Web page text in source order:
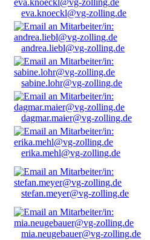
eva.knoeckl@vg-zolling.de
andrea.liebl@vg-zolling.de
sabine.lohr@vg-zolling.de
dagmar.maier@vg-zolling.de
erika.mehl@vg-zolling.de
stefan.meyer@vg-zolling.de
mia.neugebauer@vg-zolling.de